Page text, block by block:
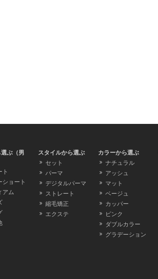
ぶ（男
ト
ショート
アム
スタイルから選ぶ
セット
パーマ
デジタルパーマ
ストレート
縮毛矯正
エクステ
カラーから選ぶ
ナチュラル
アッシュ
マット
ベージュ
カッパー
ピンク
ダブルカラー
グラデーション